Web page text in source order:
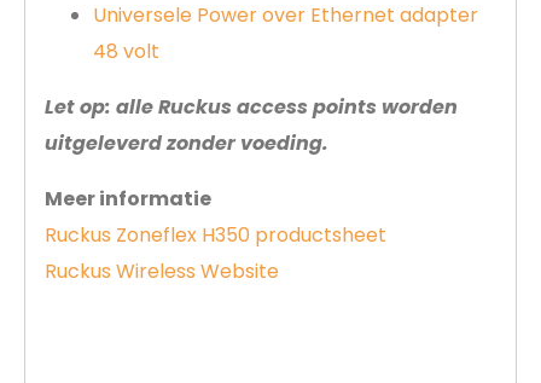
Universele Power over Ethernet adapter
48 volt
Let op: alle Ruckus access points worden
uitgeleverd zonder voeding.
Meer informatie
Ruckus Zoneflex H350 productsheet
Ruckus Wireless Website